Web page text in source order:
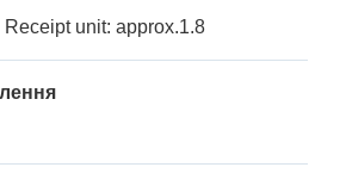
Receipt unit: approx.1.8